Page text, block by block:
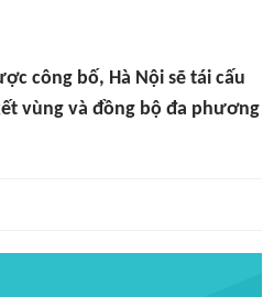
công bố, Hà Nội sẽ tái cấu
vùng và đồng bộ đa phương